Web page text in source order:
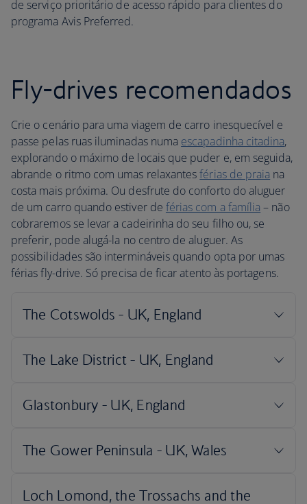
de serviço prioritário de acesso rápido para clientes do
programa Avis Preferred.
Fly-drives recomendados
Crie o cenário para uma viagem de carro inesquecível e
passe pelas ruas iluminadas numa escapadinha citadina,
explorando o máximo de locais que puder e, em seguida,
abrande o ritmo com umas relaxantesférias de praia na
costa mais próxima. Ou desfrute do conforto do aluguer
de um carro quando estiver de férias com a família – não
cobraremos se levar a cadeirinha do seu filho ou, se
preferir, pode alugá-la no centro de aluguer. As
possibilidades são intermináveis quando opta por umas
férias fly-drive. Só precisa de ficar atento às portagens.